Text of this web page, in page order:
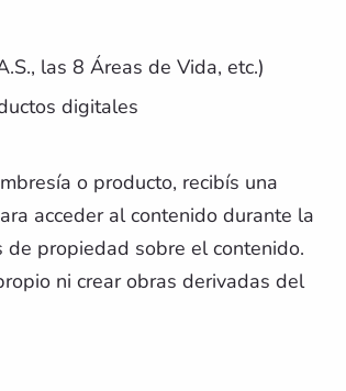
las 8 Áreas de Vida, etc.)
digitales
o producto, recibís una
acceder al contenido durante la
de propiedad sobre el contenido.
ni crear obras derivadas del